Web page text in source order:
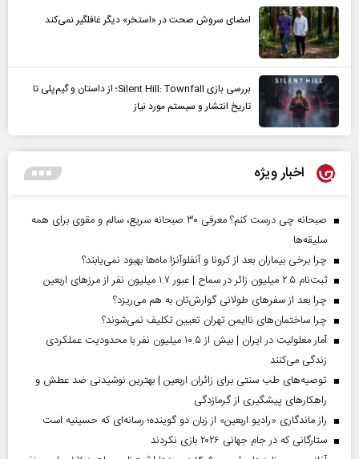
امضای سروش صحت در «استخر» دیگر غافلگیر نمی‌کند
بررسی بازی Silent Hill: Townfall؛ از داستان و گیم‌پلی تا
تاریخ انتشار و سیستم مورد نیاز
اخبار ویژه
صبحانه چی درست کنم؟ معرفی ۳۰ صبحانه سریع، سالم و مقوی برای همه
سلیقه‌ها
چرا برخی بیماران بعد از کرونا و آنفلوآنزا ماه‌ها بهبود نمی‌یابند؟
ثبت‌نام ۲.۵ میلیون زائر در سماح | عبور ۱.۷ میلیون نفر از مرز‌های اربعین
چرا بعد از سفرهای طولانی گوارش‌تان به هم می‌ریزد؟
چرا ساختمان‌های ناایمن تهران تعیین تکلیف نمی‌شوند؟
آمار معلولیت در ایران | بیش از ۱۰.۵ میلیون نفر با محدودیت عملکردی
زندگی می‌کنند
توصیه‌های طب سنتی برای زائران اربعین | بهترین نوشیدنی ضد عطش و
راهکارهای پیشگیری از گرمازدگی
راز ماندگاری «رادیو اربعین» از زبان دو گوینده؛ رسانه‌ای که حسینیه است
ستارگانی که در جام جهانی ۲۰۲۶ بازی نکردند